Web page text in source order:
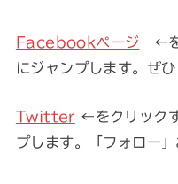
Facebookページ ←を
にジャンプします。ぜ
Twitter ←をクリック
プします。「フォロー」